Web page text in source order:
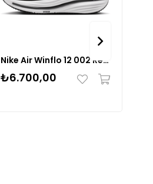
Nike Air Winflo 12 002 Renk 002
₺6.700,00